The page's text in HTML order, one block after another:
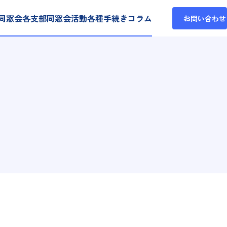
窓会各支部同窓会活動各種手続きコラム お問い合わせ